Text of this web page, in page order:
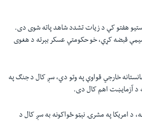
هفتو کې د زیات تشدد شاهد پاته شوی دی.
قبضه کړې، خو حکومتي عسکر بېرته د هغوی
خارجي قواوې په وتو دي، سږ کال د جنګ په
د آزمایښت اهم کال دی.
د امریکا په مشرۍ نېټو ځواکونه به سږ کال د